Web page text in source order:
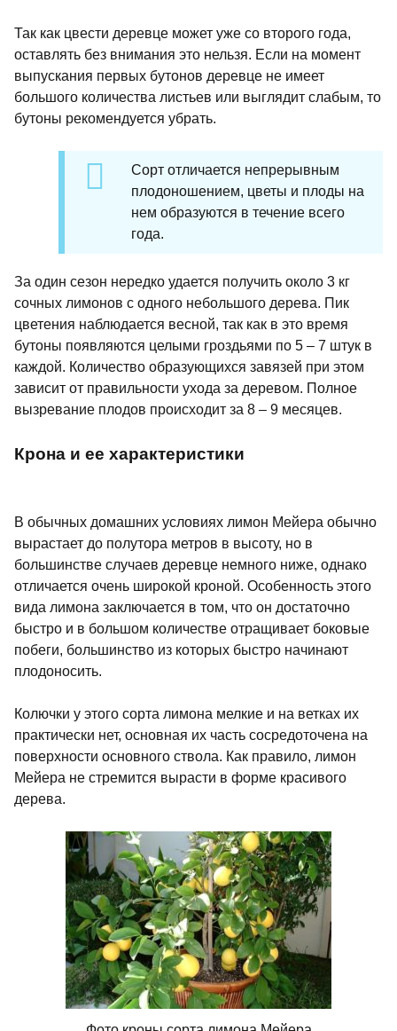
Так как цвести деревце может уже со второго года,
оставлять без внимания это нельзя. Если на момент
выпускания первых бутонов деревце не имеет
большого количества листьев или выглядит слабым, то
бутоны рекомендуется убрать.
Сорт отличается непрерывным
плодоношением, цветы и плоды на
нем образуются в течение всего
года.
За один сезон нередко удается получить около 3 кг
сочных лимонов с одного небольшого дерева. Пик
цветения наблюдается весной, так как в это время
бутоны появляются целыми гроздьями по 5 – 7 штук в
каждой. Количество образующихся завязей при этом
зависит от правильности ухода за деревом. Полное
вызревание плодов происходит за 8 – 9 месяцев.
Крона и ее характеристики
В обычных домашних условиях лимон Мейера обычно
вырастает до полутора метров в высоту, но в
большинстве случаев деревце немного ниже, однако
отличается очень широкой кроной. Особенность этого
вида лимона заключается в том, что он достаточно
быстро и в большом количестве отращивает боковые
побеги, большинство из которых быстро начинают
плодоносить.
Колючки у этого сорта лимона мелкие и на ветках их
практически нет, основная их часть сосредоточена на
поверхности основного ствола. Как правило, лимон
Мейера не стремится вырасти в форме красивого
дерева.